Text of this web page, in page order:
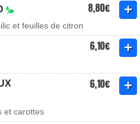
8,80€
et feuilles de citron
6,10€
6,10€
et carottes